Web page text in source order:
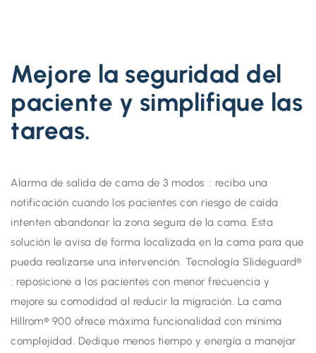
Mejore la seguridad del
paciente y simplifique las
tareas.
Alarma de salida de cama de 3 modos : reciba una
notificación cuando los pacientes con riesgo de caída
intenten abandonar la zona segura de la cama. Esta
solución le avisa de forma localizada en la cama para que
pueda realizarse una intervención. Tecnología Slideguard®
: reposicione a los pacientes con menor frecuencia y
mejore su comodidad al reducir la migración. La cama
Hillrom® 900 ofrece máxima funcionalidad con mínima
complejidad. Dedique menos tiempo y energía a manejar